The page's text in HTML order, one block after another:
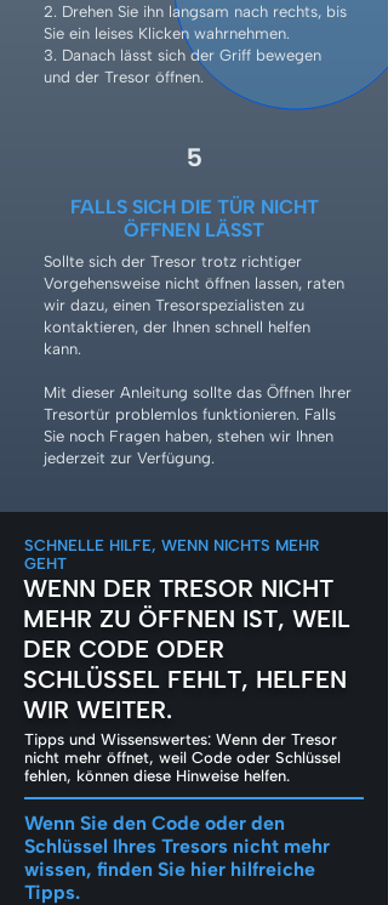
2. Drehen Sie ihn langsam nach rechts, bis
Sie ein leises Klicken wahrnehmen.
3. Danach lässt sich der Griff bewegen
und der Tresor öffnen.
5
FALLS SICH DIE TÜR NICHT
ÖFFNEN LÄSST
Sollte sich der Tresor trotz richtiger
Vorgehensweise nicht öffnen lassen, raten
wir dazu, einen Tresorspezialisten zu
kontaktieren, der Ihnen schnell helfen
kann.
Mit dieser Anleitung sollte das Öffnen Ihrer
Tresortür problemlos funktionieren. Falls
Sie noch Fragen haben, stehen wir Ihnen
jederzeit zur Verfügung.
SCHNELLE HILFE, WENN NICHTS MEHR
GEHT
WENN DER TRESOR NICHT
MEHR ZU ÖFFNEN IST, WEIL
DER CODE ODER
SCHLÜSSEL FEHLT, HELFEN
WIR WEITER.
Tipps und Wissenswertes: Wenn der Tresor
nicht mehr öffnet, weil Code oder Schlüssel
fehlen, können diese Hinweise helfen.
Wenn Sie den Code oder den
Schlüssel Ihres Tresors nicht mehr
wissen, finden Sie hier hilfreiche
Tipps.